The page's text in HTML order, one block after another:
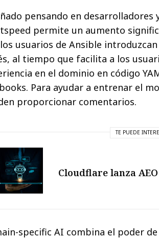
pensando en desarrolladores
permite un aumento
usuarios de Ansible
al tiempo que facilita a los
en el dominio en código
Para ayudar a entrenar el
proporcionar comentarios.
TE PUEDE
Cloudflare lanza
specific AI combina el poder